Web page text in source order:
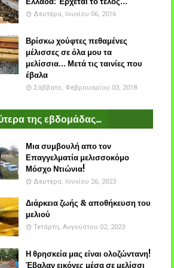
Δευτέρα, Ιουνίου 06, 2016
Βρίσκω χούφτες πεθαμένες
μέλισσες σε όλα μου τα
μελίσσια... Μετά τις ταινίες που
έβαλα
Σάββατο, Φεβρουαρίου 03, 2018
της εβδομάδας...
Μια συμβουλή απο τον
Επαγγελματία μελισσοκόμο
Μόσχο Ντιώνια!
Δευτέρα, Ιουνίου 26, 2023
Διάρκεια ζωής & αποθήκευση του
μελιού
Τετάρτη, Αυγούστου 02, 2023
Η θρησκεία μας είναι ολοζώντανη!
Έβαλαν εικόνες μέσα σε μελίσσι